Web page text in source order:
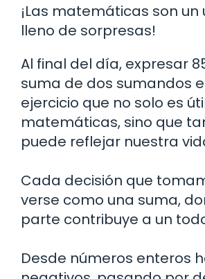
¡Las matemáticas son un
lleno de sorpresas!
Al final del día, expresar
suma de dos sumandos
ejercicio que no solo es
matemáticas, sino que
puede reflejar nuestra
Cada decisión que
verse como una suma,
parte contribuye a un
Desde números enteros